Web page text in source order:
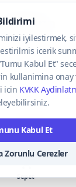
Tüm hakları
Mastercard
iyilestirmek,
icerik
Kabul Et"
kullanimina onay
icin KVKK
Kabul Et
Zorunlu Cerezler
Sepet